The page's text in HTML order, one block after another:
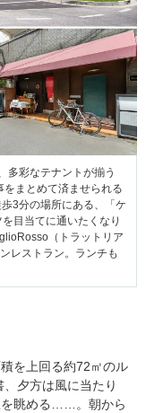
多彩なテナントが揃う
をまとめて済ませられる
3分の場所にある、「ケ
目当てに通いたくなり
（トラットリア
レストラン。ランチも
を上回る約72㎡のル
夕方は風に当たり
を眺める……。朝から